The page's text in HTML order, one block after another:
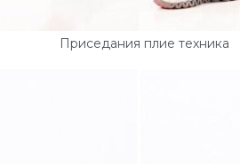
Приседания плие техника